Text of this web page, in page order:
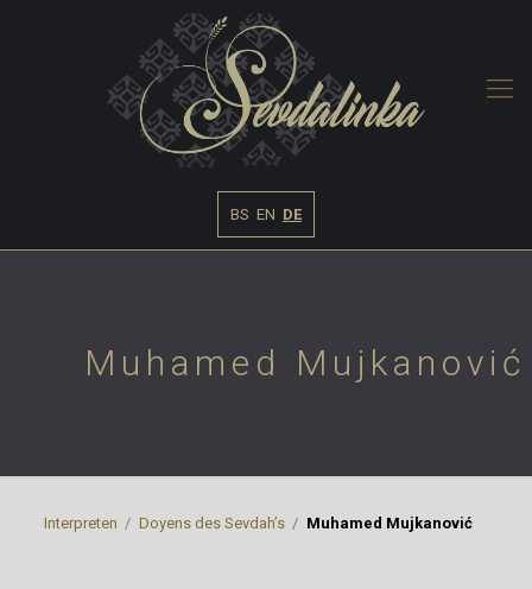
BS EN DE
Muhamed Mujkanović
Interpreten Doyens des Sevdah’s Muhamed Mujkanović